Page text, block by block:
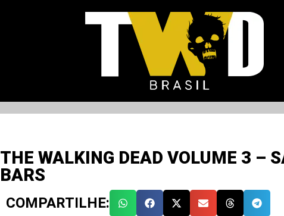
THE WALKING DEAD VOLUME 3 –
BARS
COMPARTILHE: